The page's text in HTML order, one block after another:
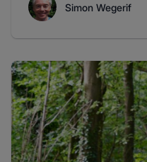
Simon Wegerif